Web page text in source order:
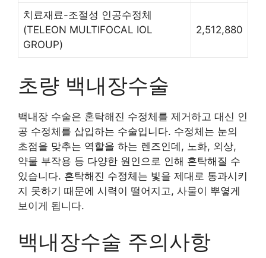
치료재료-조절성 인공수정체
(TELEON MULTIFOCAL IOL
GROUP)
2,512,880
초량 백내장수술
백내장 수술은 혼탁해진 수정체를 제거하고 대신 인
공 수정체를 삽입하는 수술입니다. 수정체는 눈의
초점을 맞추는 역할을 하는 렌즈인데, 노화, 외상,
약물 부작용 등 다양한 원인으로 인해 혼탁해질 수
있습니다. 혼탁해진 수정체는 빛을 제대로 통과시키
지 못하기 때문에 시력이 떨어지고, 사물이 뿌옇게
보이게 됩니다.
백내장수술 주의사항